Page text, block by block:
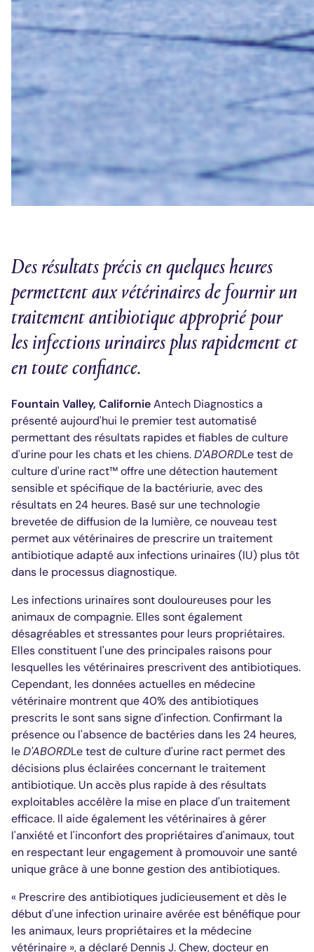
Des résultats précis en quelques heures
permettent aux vétérinaires de fournir un
traitement antibiotique approprié pour
les infections urinaires plus rapidement et
en toute confiance.
Fountain Valley, CalifornieAntech Diagnostics a
présenté aujourd'hui le premier test automatisé
permettant des résultats rapides et fiables de culture
d'urine pour les chats et les chiens.D'ABORDLe test de
culture d'urine ract™ offre une détection hautement
sensible et spécifique de la bactériurie, avec des
résultats en 24 heures. Basé sur une technologie
brevetée de diffusion de la lumière, ce nouveau test
permet aux vétérinaires de prescrire un traitement
antibiotique adapté aux infections urinaires (IU) plus tôt
dans le processus diagnostique.
Les infections urinaires sont douloureuses pour les
animaux de compagnie. Elles sont également
désagréables et stressantes pour leurs propriétaires.
Elles constituent l'une des principales raisons pour
lesquelles les vétérinaires prescrivent des antibiotiques.
Cependant, les données actuelles en médecine
vétérinaire montrent que 40% des antibiotiques
prescrits le sont sans signe d'infection. Confirmant la
présence ou l'absence de bactéries dans les 24 heures,
leD'ABORDLe test de culture d'urine ract permet des
décisions plus éclairées concernant le traitement
antibiotique. Un accès plus rapide à des résultats
exploitables accélère la mise en place d'un traitement
efficace. Il aide également les vétérinaires à gérer
l'anxiété et l'inconfort des propriétaires d'animaux, tout
en respectant leur engagement à promouvoir une santé
unique grâce à une bonne gestion des antibiotiques.
« Prescrire des antibiotiques judicieusement et dès le
début d'une infection urinaire avérée est bénéfique pour
les animaux, leurs propriétaires et la médecine
vétérinaire », a déclaré Dennis J. Chew, docteur en